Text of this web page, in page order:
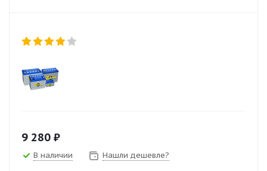
9 280 ₽
В наличии Нашли дешевле?